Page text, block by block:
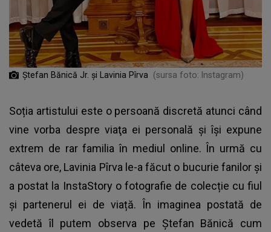
Ștefan Bănică Jr. și Lavinia Pîrva (sursa foto: Instagram)
Soția artistului este o persoană discretă atunci când
vine vorba despre viaţa ei personală şi îşi expune
extrem de rar familia în mediul online. În urmă cu
câteva ore, Lavinia Pîrva le-a făcut o bucurie fanilor și
a postat la InstaStory o fotografie de colecție cu fiul
și partenerul ei de viață. În imaginea postată de
vedetă îl putem observa pe Ștefan Bănică cum